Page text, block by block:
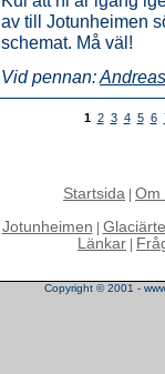
av till Jotunheimen
schemat. Må väl!
Vid pennan:Andreas
1 2 3 4 5 6
Startsida Om
Jotunheimen
Länkar
Copyright © 2001 -